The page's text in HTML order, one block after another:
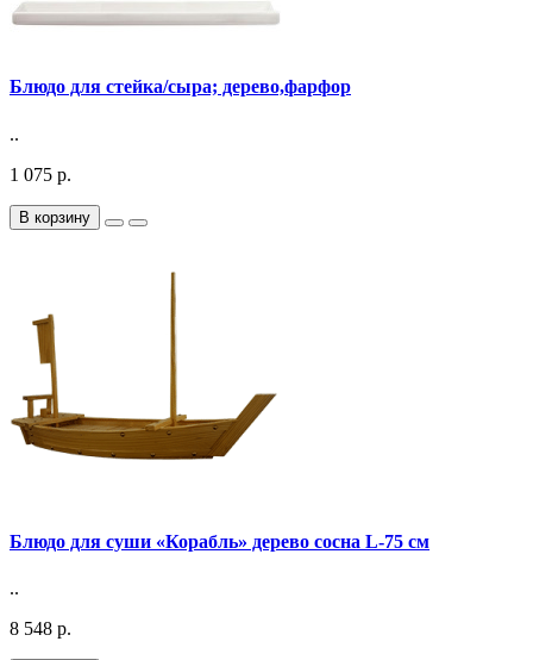
Блюдо для стейка/сыра; дерево,фарфор
..
1 075 р.
В корзину
Блюдо для суши «Корабль» дерево сосна L-75 см
..
8 548 р.